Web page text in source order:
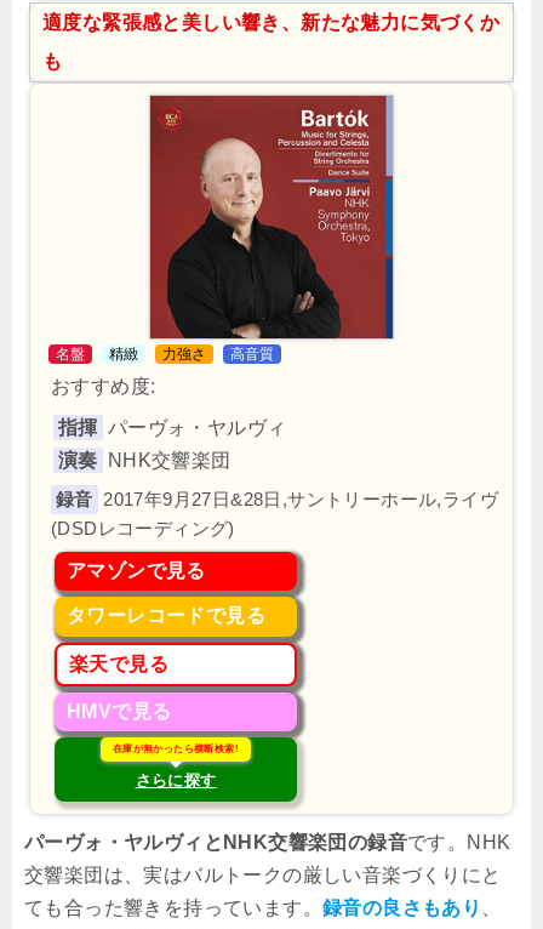
適度な緊張感と美しい響き、新たな魅力に気づくか
も
名盤 精緻 力強さ 高音質
おすすめ度:
指揮 パーヴォ・ヤルヴィ
演奏
NHK交響楽団
2017年9月27日&28日,サントリーホール,ライヴ
(DSDレコーディング)
アマゾンで見る
タワーレコードで見る
楽天で見る
HMVで見る
在庫が無かったら横断検索!
さらに探す
パーヴォ・ヤルヴィとNHK交響楽団の録音です。NHK
交響楽団は、実はバルトークの厳しい音楽づくりにと
ても合った響きを持っています。 録音の良さもあり